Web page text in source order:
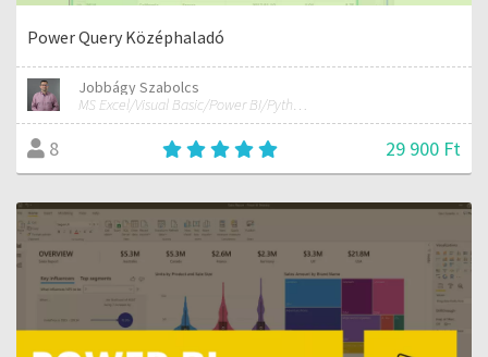
Power Query Középhaladó
Jobbágy Szabolcs
8 29 900 Ft